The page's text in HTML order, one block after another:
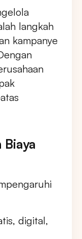
langkah
kampanye
digital,